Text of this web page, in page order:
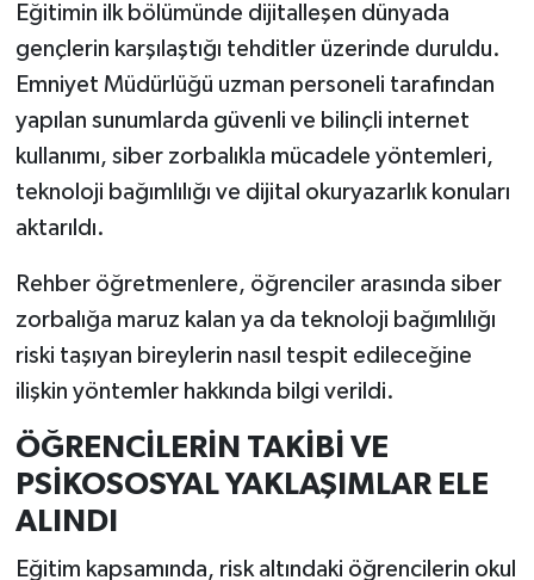
Eğitimin ilk bölümünde dijitalleşen dünyada
gençlerin karşılaştığı tehditler üzerinde duruldu.
Emniyet Müdürlüğü uzman personeli tarafından
yapılan sunumlarda güvenli ve bilinçli internet
kullanımı, siber zorbalıkla mücadele yöntemleri,
teknoloji bağımlılığı ve dijital okuryazarlık konuları
aktarıldı.
Rehber öğretmenlere, öğrenciler arasında siber
zorbalığa maruz kalan ya da teknoloji bağımlılığı
riski taşıyan bireylerin nasıl tespit edileceğine
ilişkin yöntemler hakkında bilgi verildi.
ÖĞRENCİLERİN TAKİBİ VE
PSİKOSOSYAL YAKLAŞIMLAR ELE
ALINDI
Eğitim kapsamında, risk altındaki öğrencilerin okul